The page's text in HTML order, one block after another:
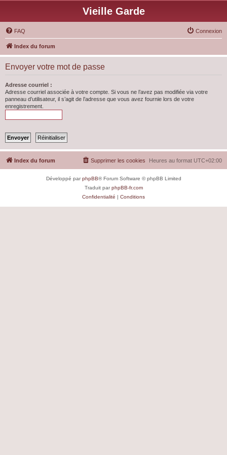
Vieille Garde
FAQ Connexion
Index du forum
Envoyer votre mot de passe
Adresse courriel :
Adresse courriel associée à votre compte. Si vous ne l’avez pas modifiée via votre
panneau d’utilisateur, il s’agit de l’adresse que vous avez fournie lors de votre
enregistrement.
Index du forum Heures au format UTC+02:00
Supprimer les cookies
Développé parphpBB® Forum Software © phpBB Limited
Traduit parphpBB-fr.com
Confidentialité | Conditions